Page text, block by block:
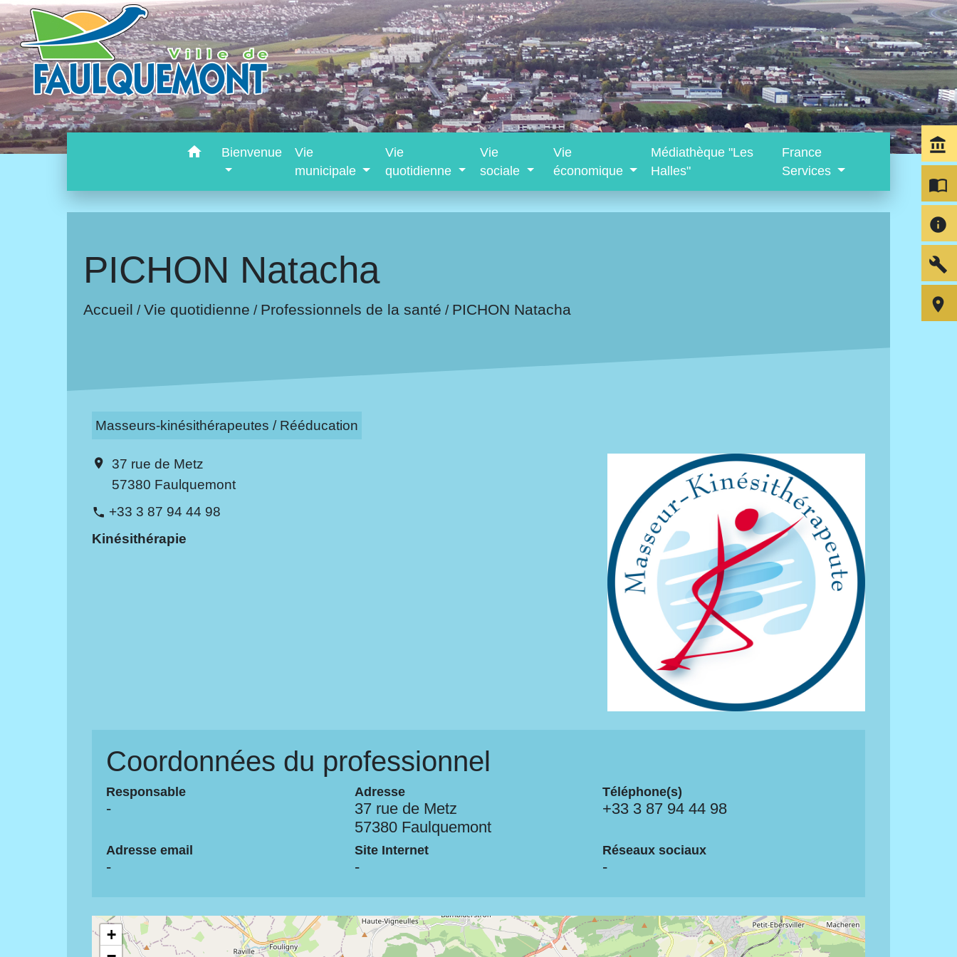
home Bienvenue
Vie
municipale
Vie
quotidienne
Vie
sociale
Vie
économique
Médiathèque "Les
Halles"
France
Services
PICHON Natacha
Accueil /Vie quotidienne / Professionnels de la santé / PICHON Natacha
Masseurs-kinésithérapeutes / Rééducation
location_on
37 rue de Metz
57380 Faulquemont
phone +33 3 87 94 44 98
Kinésithérapie
Coordonnées du professionnel
Responsable
-
Adresse
37 rue de Metz
57380 Faulquemont
Téléphone(s)
+33 3 87 94 44 98
Adresse email
-
Site Internet
-
Réseaux sociaux
-
+
account_balance
import_contacts
info
build
room